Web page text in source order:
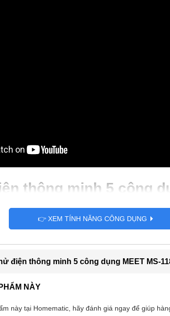
thông minh 5 công
dùng kiểm tra tiếp xúc
điện AC, kiểm tra
liên tục… Có đèn
👉 XEM TÍNH NĂNG CÔNG DỤNG
điện thông minh 5 công dụng MEET MS-
NÀY
này tại Homematic, hãy đánh giá ngay để giúp